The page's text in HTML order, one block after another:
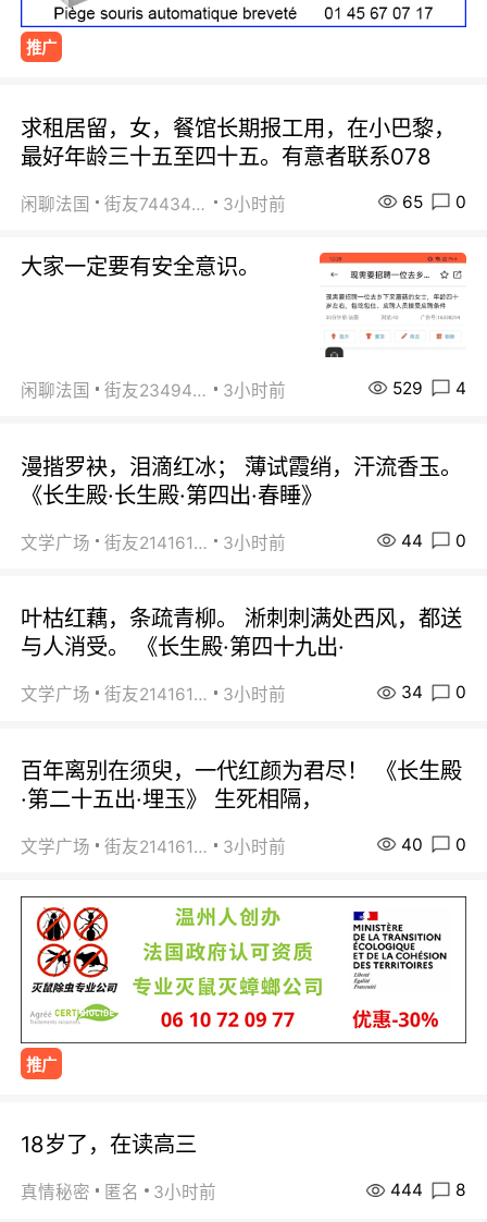
推广
求租居留，女，餐馆长期报工用，在小巴黎，
最好年龄三十五至四十五。有意者联系078
闲聊法国 街友74434350 3小时前 65 0
大家一定要有安全意识。
闲聊法国 街友23494008 3小时前 529 4
漫揩罗袂，泪滴红冰； 薄试霞绡，汗流香玉。
《长生殿·长生殿·第四出·春睡》
文学广场 街友21416156 3小时前 44 0
叶枯红藕，条疏青柳。 淅刺刺满处西风，都送
与人消受。 《长生殿·第四十九出·
文学广场 街友21416156 3小时前 34 0
百年离别在须臾，一代红颜为君尽！ 《长生殿
·第二十五出·埋玉》 生死相隔，
文学广场 街友21416156 3小时前 40 0
推广
18岁了，在读高三
真情秘密 匿名 3小时前 444 8